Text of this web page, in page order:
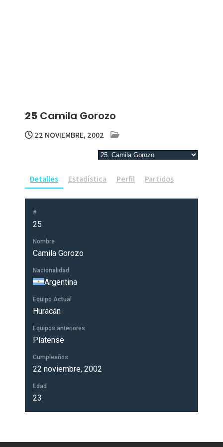
25 Camila Gorozo
22 NOVIEMBRE, 2002
Detalles Estadística Perfil Partidos
#
25
Nombre
Camila Gorozo
Nacionalidad
Argentina
Equipo Actual
Huracán
Equipos anteriores
Platense
Cumpleaños
22 noviembre, 2002
Edad
23